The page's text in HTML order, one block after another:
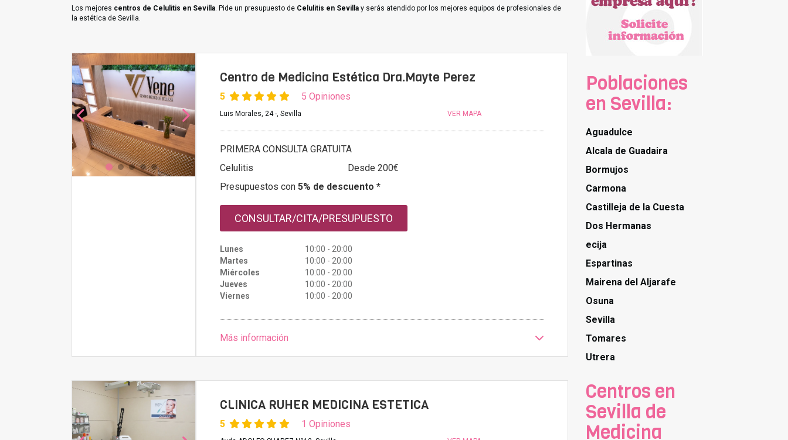
Los mejores centros de Celulitis en Sevilla. Pide un presupuesto de Celulitis en Sevilla y serás atendido por los mejores equipos de profesionales de
la estética de Sevilla.
Centro de Medicina Estética Dra.Mayte Perez
5 5 Opiniones
Luis Morales, 24 -, Sevilla VER MAPA
PRIMERA CONSULTA GRATUITA
Celulitis
Desde 200€
Presupuestos con 5% de descuento *
CONSULTAR/CITA/PRESUPUESTO
Lunes
10:00 - 20:00
Martes
10:00 - 20:00
Miércoles
10:00 - 20:00
Jueves
10:00 - 20:00
Viernes
10:00 - 20:00
Más información
CLINICA RUHER MEDICINA ESTETICA
5 1 Opiniones
Poblaciones
en Sevilla:
Aguadulce
Alcala de Guadaira
Bormujos
Carmona
Castilleja de la Cuesta
Dos Hermanas
ecija
Espartinas
Mairena del Aljarafe
Osuna
Sevilla
Tomares
Utrera
Centros en
Sevilla de
Medicina